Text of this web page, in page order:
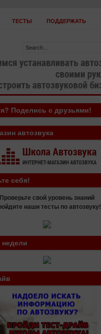
ТЕСТЫ ПОДДЕРЖАТЬ
Новости Бизнес
Поделись с друзьями!
автозвука
себя!
Проверьте свой уровень знаний
наши тесты по автозвуку!
недели